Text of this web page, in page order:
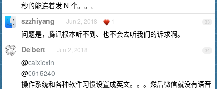
秒的能连着发 N 个。。。
33
szzhiyang Jun 2, 2018 1
问题是，腾讯根本听不到、也不会去听我们的诉求啊。
34
Delbert Jun 2, 2018
@caixiexin
@0915240
操作系统和各种软件习惯设置成英文。。。然后微信就没有语音